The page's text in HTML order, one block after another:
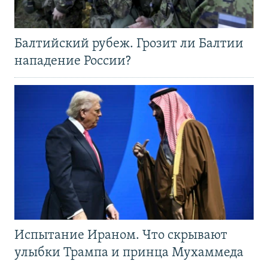
Балтийский рубеж. Грозит ли Балтии
нападение России?
Испытание Ираном. Что скрывают
улыбки Трампа и принца Мухаммеда